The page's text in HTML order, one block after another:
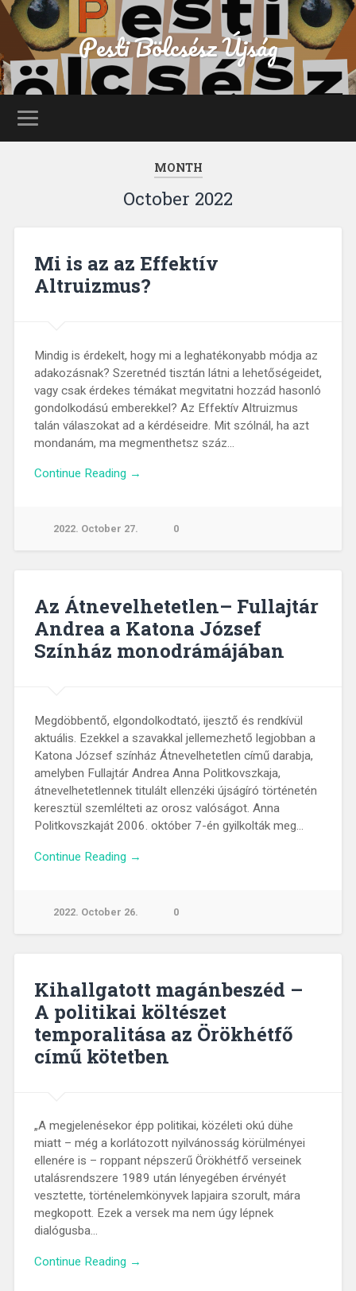
Pesti Bölcsész Újság
MONTH
October 2022
Mi is az az Effektív
Altruizmus?
Mindig is érdekelt, hogy mi a leghatékonyabb módja az
adakozásnak? Szeretnéd tisztán látni a lehetőségeidet,
vagy csak érdekes témákat megvitatni hozzád hasonló
gondolkodású emberekkel? Az Effektív Altruizmus
talán válaszokat ad a kérdéseidre. Mit szólnál, ha azt
mondanám, ma megmenthetsz száz…
Continue Reading →
2022. October 27. 0
Az Átnevelhetetlen– Fullajtár
Andrea a Katona József
Színház monodrámájában
Megdöbbentő, elgondolkodtató, ijesztő és rendkívül
aktuális. Ezekkel a szavakkal jellemezhető legjobban a
Katona József színház Átnevelhetetlen című darabja,
amelyben Fullajtár Andrea Anna Politkovszkaja,
átnevelhetetlennek titulált ellenzéki újságíró történetén
keresztül szemlélteti az orosz valóságot. Anna
Politkovszkaját 2006. október 7-én gyilkolták meg…
Continue Reading →
2022. October 26. 0
Kihallgatott magánbeszéd –
A politikai költészet
temporalitása az Örökhétfő
című kötetben
„A megjelenésekor épp politikai, közéleti okú dühe
miatt – még a korlátozott nyilvánosság körülményei
ellenére is – roppant népszerű Örökhétfő verseinek
utalásrendszere 1989 után lényegében érvényét
vesztette, történelemkönyvek lapjaira szorult, mára
megkopott. Ezek a versek ma nem úgy lépnek
dialógusba…
Continue Reading →